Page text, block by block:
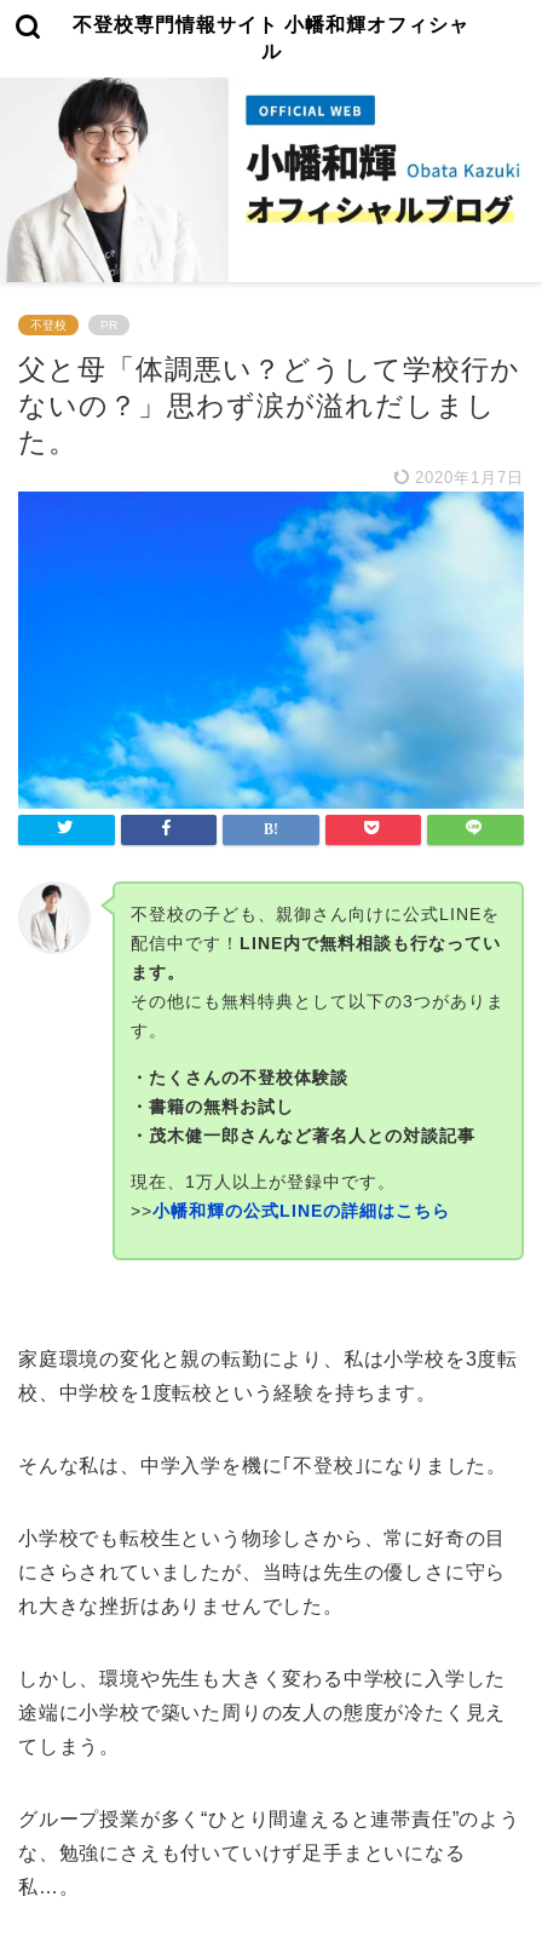
不登校専門情報サイト 小幡和輝オフィシャ
ル
不登校 PR
父と母「体調悪い？どうして学校行か
ないの？」思わず涙が溢れだしまし
た。
2020年1月7日
不登校の子ども、親御さん向けに公式LINEを
配信中です！ LINE内で無料相談も行なってい
ます。
その他にも無料特典として以下の3つがありま
す。
・たくさんの不登校体験談
・書籍の無料お試し
・茂木健一郎さんなど著名人との対談記事
現在、1万人以上が登録中です。
>>小幡和輝の公式LINEの詳細はこちら
家庭環境の変化と親の転勤により、私は小学校を3度転
校、中学校を1度転校という経験を持ちます。
そんな私は、中学入学を機に｢不登校｣になりました。
小学校でも転校生という物珍しさから、常に好奇の目
にさらされていましたが、当時は先生の優しさに守ら
れ大きな挫折はありませんでした。
しかし、環境や先生も大きく変わる中学校に入学した
途端に小学校で築いた周りの友人の態度が冷たく見え
てしまう。
グループ授業が多く“ひとり間違えると連帯責任”のよう
な、勉強にさえも付いていけず足手まといになる
私…。